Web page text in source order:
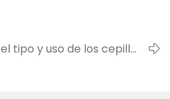
el tipo y uso de los cepillos